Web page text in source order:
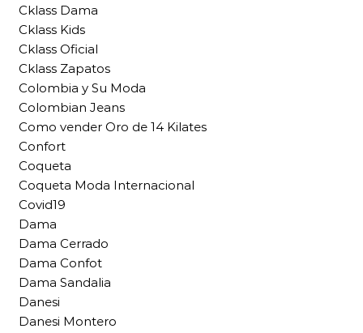
Cklass Dama
Cklass Kids
Cklass Oficial
Cklass Zapatos
Colombia y Su Moda
Colombian Jeans
Como vender Oro de 14 Kilates
Confort
Coqueta
Coqueta Moda Internacional
Covid19
Dama
Dama Cerrado
Dama Confot
Dama Sandalia
Danesi
Danesi Montero